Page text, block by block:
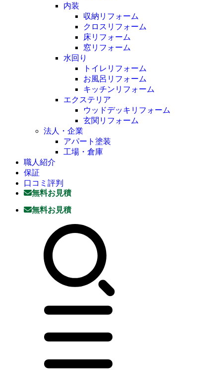
内装
収納リフォーム
クロスリフォーム
床リフォーム
窓リフォーム
水回り
トイレリフォーム
お風呂リフォーム
キッチンリフォーム
エクステリア
ウッドデッキリフォーム
玄関リフォーム
法人・企業
アパート塗装
工場・倉庫
職人紹介
保証
口コミ評判
無料お見積
無料お見積